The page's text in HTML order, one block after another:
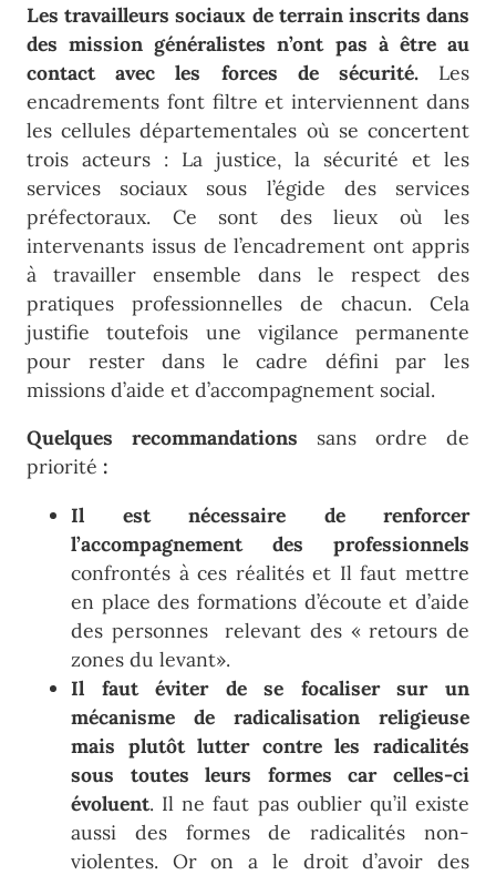
Les travailleurs sociaux de terrain inscrits dans
des mission généralistes n’ont pas à être au
contact avec les forces de sécurité.Les
encadrements font filtre et interviennent dans
les cellules départementales où se concertent
trois acteurs : La justice, la sécurité et les
services sociaux sous l’égide des services
préfectoraux. Ce sont des lieux où les
intervenants issus de l’encadrement ont appris
à travailler ensemble dans le respect des
pratiques professionnelles de chacun. Cela
justifie toutefois une vigilance permanente
pour rester dans le cadre défini par les
missions d’aide et d’accompagnement social.
Quelques recommandations sans ordre de
priorité :
Il est nécessaire de renforcer
l’accompagnement des professionnels
confrontés à ces réalités et Il faut mettre
en place des formations d’écoute et d’aide
des personnes relevant des « retours de
zones du levant».
Il faut éviter de se focaliser sur un
mécanisme de radicalisation religieuse
mais plutôt lutter contre les radicalités
sous toutes leurs formes car celles-ci
évoluent. Il ne faut pas oublier qu’il existe
aussi des formes de radicalités non-
violentes. Or on a le droit d’avoir des